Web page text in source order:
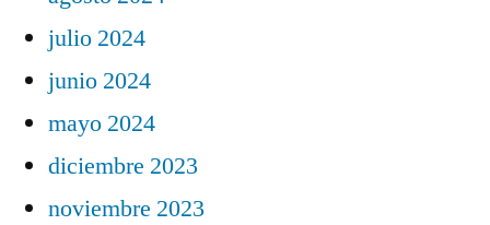
julio 2024
junio 2024
mayo 2024
diciembre 2023
noviembre 2023